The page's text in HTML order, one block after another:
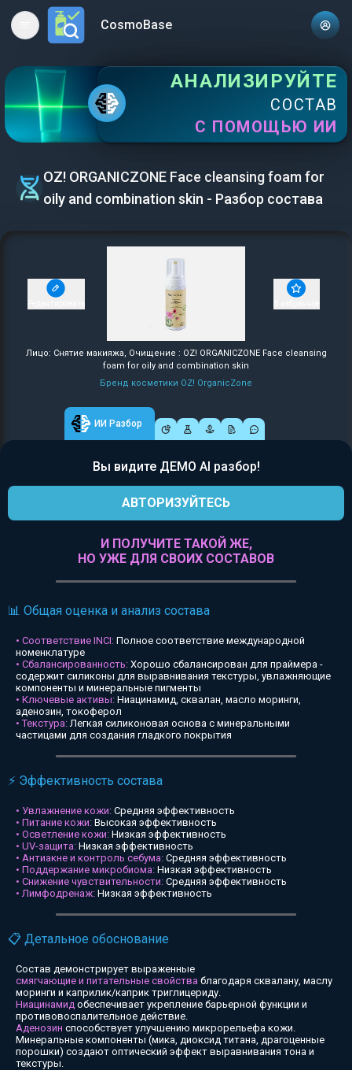
Open main menuCosmoBase
АНАЛИЗИРУЙТЕ
СОСТАВ
С ПОМОЩЬЮ ИИ
OZ! ORGANICZONE Face cleansing foam for
oily and combination skin - Разбор состава
Лицо: Снятие макияжа, Очищение : OZ! ORGANICZONE Face cleansing
foam for oily and combination skin
Бренд косметики OZ! OrganicZone
ИИ Разбор
Вы видите ДЕМО AI разбор!
АВТОРИЗУЙТЕСЬ
И ПОЛУЧИТЕ ТАКОЙ ЖЕ,
НО УЖЕ ДЛЯ СВОИХ СОСТАВОВ
📊 Общая оценка и анализ состава
• Соответствие INCI: Полное соответствие международной
номенклатуре
• Сбалансированность: Хорошо сбалансирован для праймера -
содержит силиконы для выравнивания текстуры, увлажняющие
компоненты и минеральные пигменты
• Ключевые активы: Ниацинамид, сквалан, масло моринги,
аденозин, токоферол
• Текстура:Легкая силиконовая основа с минеральными
частицами для создания гладкого покрытия
⚡ Эффективность состава
• Увлажнение кожи: Средняя эффективность
• Питание кожи: Высокая эффективность
• Осветление кожи: Низкая эффективность
• UV-защита: Низкая эффективность
• Антиакне и контроль себума: Средняя эффективность
• Поддержание микробиома: Низкая эффективность
• Снижение чувствительности: Средняя эффективность
• Лимфодренаж: Низкая эффективность
📋 Детальное обоснование
Состав демонстрирует выраженные
смягчающие и питательные свойства благодаря сквалану, маслу
моринги и каприлик/каприк триглицериду.
Ниацинамид обеспечивает укрепление барьерной функции и
противовоспалительное действие.
Аденозин способствует улучшению микрорельефа кожи.
Минеральные компоненты (мика, диоксид титана, драгоценные
порошки) создают оптический эффект выравнивания тона и
текстуры.